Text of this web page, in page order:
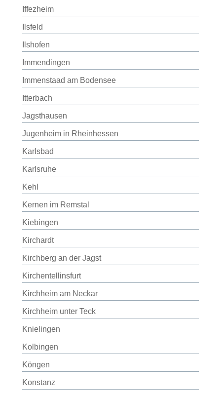
Iffezheim
Ilsfeld
Ilshofen
Immendingen
Immenstaad am Bodensee
Itterbach
Jagsthausen
Jugenheim in Rheinhessen
Karlsbad
Karlsruhe
Kehl
Kernen im Remstal
Kiebingen
Kirchardt
Kirchberg an der Jagst
Kirchentellinsfurt
Kirchheim am Neckar
Kirchheim unter Teck
Knielingen
Kolbingen
Köngen
Konstanz